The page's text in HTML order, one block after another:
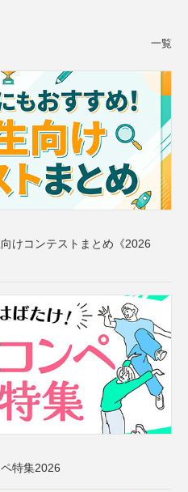
一覧
けコンテストまとめ《2026
特集2026